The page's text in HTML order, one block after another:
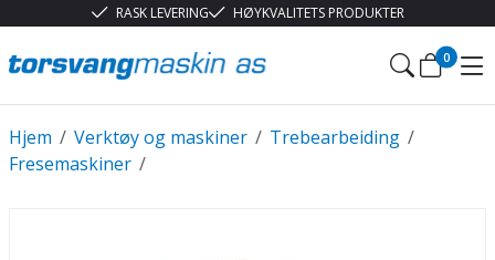
RASK LEVERING HØYKVALITETS PRODUKTER
0
/
Hjem /
Verktøy og maskiner /
Trebearbeiding
/
Fresemaskiner